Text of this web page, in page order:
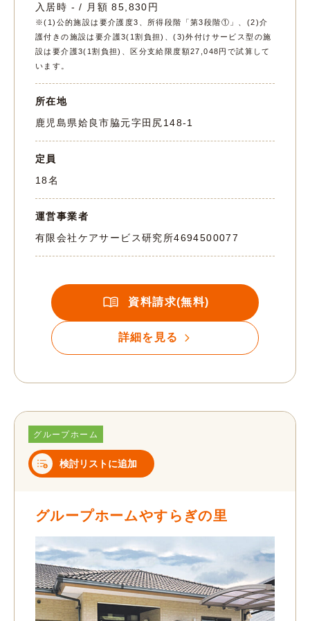
入居時 - / 月額 85,830円
※(1)公的施設は要介護度3、所得段階「第3段階①」、(2)介
護付きの施設は要介護3(1割負担)、(3)外付けサービス型の施
設は要介護3(1割負担)、区分支給限度額27,048円で試算して
います。
所在地
鹿児島県姶良市脇元字田尻148-1
定員
18名
運営事業者
有限会社ケアサービス研究所4694500077
資料請求(無料)
詳細を見る
グループホーム
検討リストに追加
グループホームやすらぎの里